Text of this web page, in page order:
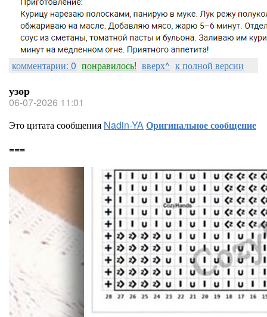
комментарии: 0 понравилось! вверх^ к полной версии
узор
06-07-2026 11:01
Это цитата сообщения Nadin-YAОригинальное сообщение
===